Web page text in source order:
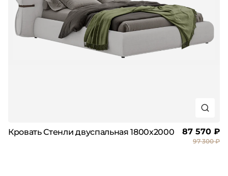
Кровать Стенли двуспальная 1800х2000 87 570 ₽
97 300 ₽